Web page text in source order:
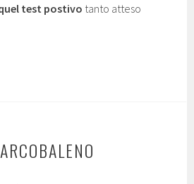
test postivo tanto atteso